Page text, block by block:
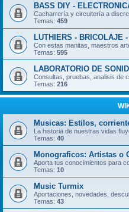
BASS DIY -
Cacharrería y circuitería a
Temas: 459
LUTHIERS - BRICOLAJE
Con estas manitas, maestros
Temas: 595
LABORATORIO DE
Consultas, pruebas, analisis de
Temas: 216
Musicas: Estilos,
La historia de nuestras vidas
Temas: 40
Monograficos: Artistas o
Aporta tus conocimientos para
Temas: 10
Music Turmix
Aportaciones, novedades,
Temas: 43